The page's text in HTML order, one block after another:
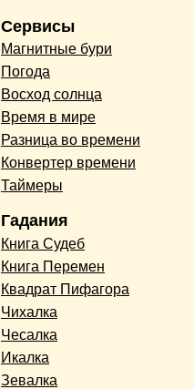
Сервисы
Магнитные бури
Погода
Восход солнца
Время в мире
Разница во времени
Конвертер времени
Таймеры
Гадания
Книга Судеб
Книга Перемен
Квадрат Пифагора
Чихалка
Чесалка
Икалка
Зевалка